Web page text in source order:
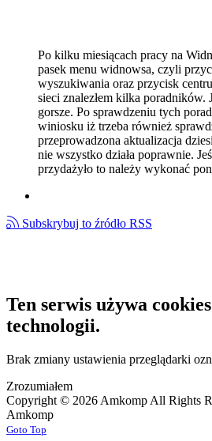
Po kilku miesiącach pracy na
pasek menu widnowsa, czyli
wyszukiwania oraz przycisk
sieci znalezłem kilka poradników.
gorsze. Po sprawdzeniu tych
winiosku iż trzeba również
przeprowadzona aktualizacja
nie wszystko działa poprawnie.
przydażyło to należy wykonać
Subskrybuj to źródło RSS
Ten serwis używa
technologii.
Brak zmiany ustawienia przeglądarki
Zrozumiałem
Copyright © 2026 Amkomp All Rights
Amkomp
Goto Top